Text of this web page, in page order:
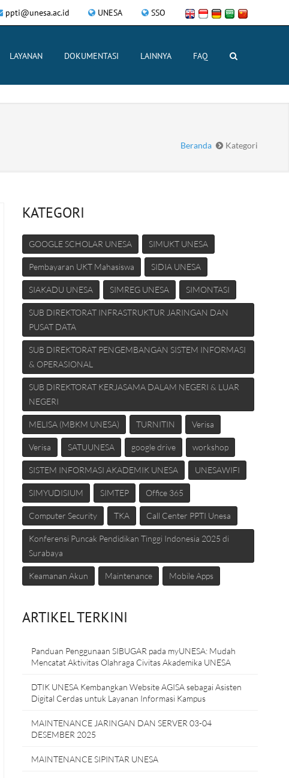
UNESA SSO
ppti@unesa.ac.id
LAYANAN DOKUMENTASI LAINNYA FAQ
Beranda Kategori
KATEGORI
GOOGLE SCHOLAR UNESA SIMUKT UNESA
Pembayaran UKT Mahasiswa SIDIA UNESA
SIAKADU UNESA SIMREG UNESA SIMONTASI
SUB DIREKTORAT INFRASTRUKTUR JARINGAN DAN
PUSAT DATA
SUB DIREKTORAT PENGEMBANGAN SISTEM INFORMASI
& OPERASIONAL
SUB DIREKTORAT KERJASAMA DALAM NEGERI & LUAR
NEGERI
MELISA (MBKM UNESA) TURNITIN Verisa
Verisa SATUUNESA google drive workshop
SISTEM INFORMASI AKADEMIK UNESA UNESAWIFI
SIMYUDISIUM SIMTEP Office 365
Computer Security TKA Call Center PPTI Unesa
Konferensi Puncak Pendidikan Tinggi Indonesia 2025 di
Surabaya
Keamanan Akun Maintenance Mobile Apps
ARTIKEL TERKINI
Panduan Penggunaan SIBUGAR pada myUNESA: Mudah
Mencatat Aktivitas Olahraga Civitas Akademika UNESA
DTIK UNESA Kembangkan Website AGISA sebagai Asisten
Digital Cerdas untuk Layanan Informasi Kampus
MAINTENANCE JARINGAN DAN SERVER 03-04
DESEMBER 2025
MAINTENANCE SIPINTAR UNESA